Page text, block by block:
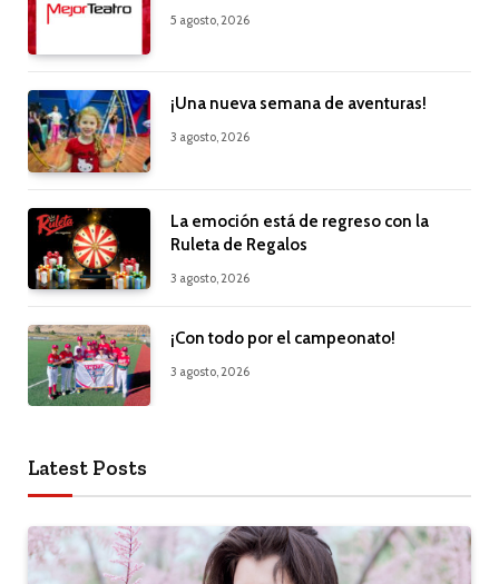
5 agosto, 2026
¡Una nueva semana de aventuras!
3 agosto, 2026
La emoción está de regreso con la
Ruleta de Regalos
3 agosto, 2026
¡Con todo por el campeonato!
3 agosto, 2026
Latest Posts